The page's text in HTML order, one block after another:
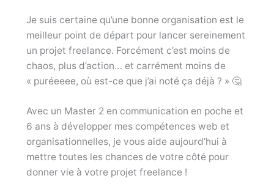
Je suis certaine qu’une bonne organisation est le
meilleur point de départ pour lancer sereinement
un projet freelance. Forcément c’est moins de
chaos, plus d’action… et carrément moins de
« puréeeee, où est-ce que j’ai noté ça déjà ? » 🤔
Avec un Master 2 en communication en poche et
6 ans à développer mes compétences web et
organisationnelles, je vous aide aujourd’hui à
mettre toutes les chances de votre côté pour
donner vie à votre projet freelance !